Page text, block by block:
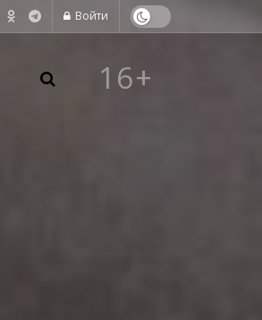
Войти
16+